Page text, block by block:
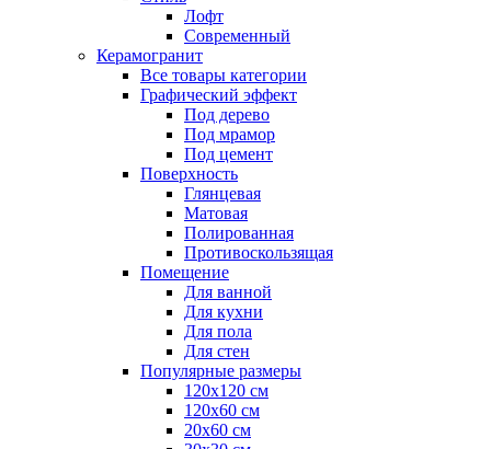
Лофт
Современный
Керамогранит
Все товары категории
Графический эффект
Под дерево
Под мрамор
Под цемент
Поверхность
Глянцевая
Матовая
Полированная
Противоскользящая
Помещение
Для ванной
Для кухни
Для пола
Для стен
Популярные размеры
120x120 см
120x60 см
20x60 см